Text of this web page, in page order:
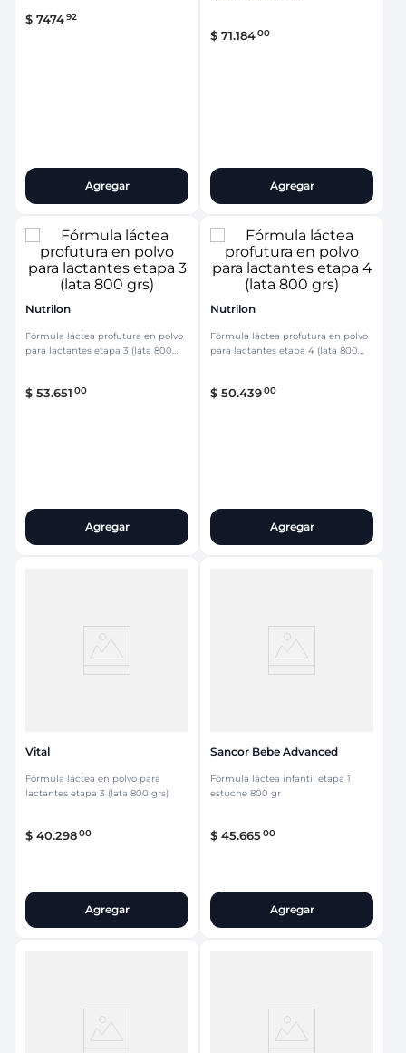
$ 747492
Agregar
$ 71.18400
Agregar
Nutrilon
Fórmula láctea profutura en polvo
para lactantes etapa 3 (lata 800
$ 53.651 00
Agregar
Nutrilon
Fórmula láctea profutura en polvo
para lactantes etapa 4 (lata 800
$ 50.43900
Agregar
Vital
Fórmula láctea en polvo para
lactantes etapa 3 (lata 800 grs)
$ 40.29800
Agregar
Sancor Bebe Advanced
Fórmula láctea infantil etapa 1
estuche 800 gr
$ 45.66500
Agregar